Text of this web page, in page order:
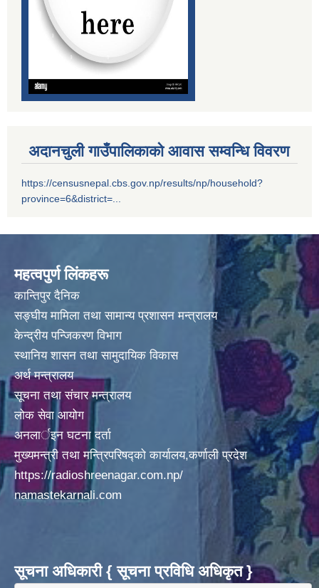
अदानचुली गाउँपालिकाको आवास सम्वन्धि विवरण
https://censusnepal.cbs.gov.np/results/np/household?
province=6&district=...
महत्वपुर्ण लिंकहरू
कान्तिपुर दैनिक
सङ्घीय मामिला तथा सामान्य प्रशासन मन्त्रालय
केन्द्रीय पन्जिकरण विभाग
स्थानिय शासन तथा सामुदायिक विकास
अर्थ मन्त्रालय
सूचना तथा संचार मन्त्रालय
लोक सेवा आयोग
अनलार्इन घटना दर्ता
मुख्यमन्त्री तथा मन्त्रिपरिषद्को कार्यालय,कर्णाली प्रदेश
https://radioshreenagar.com.np/
namastekarnali.com
सूचना अधिकारी { सूचना प्रविधि अधिकृत }